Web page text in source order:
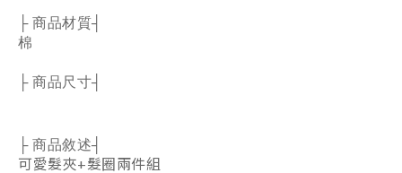
├ 商品材質┤
棉
├ 商品尺寸┤
├ 商品敘述┤
可愛髮夾+髮圈兩件組